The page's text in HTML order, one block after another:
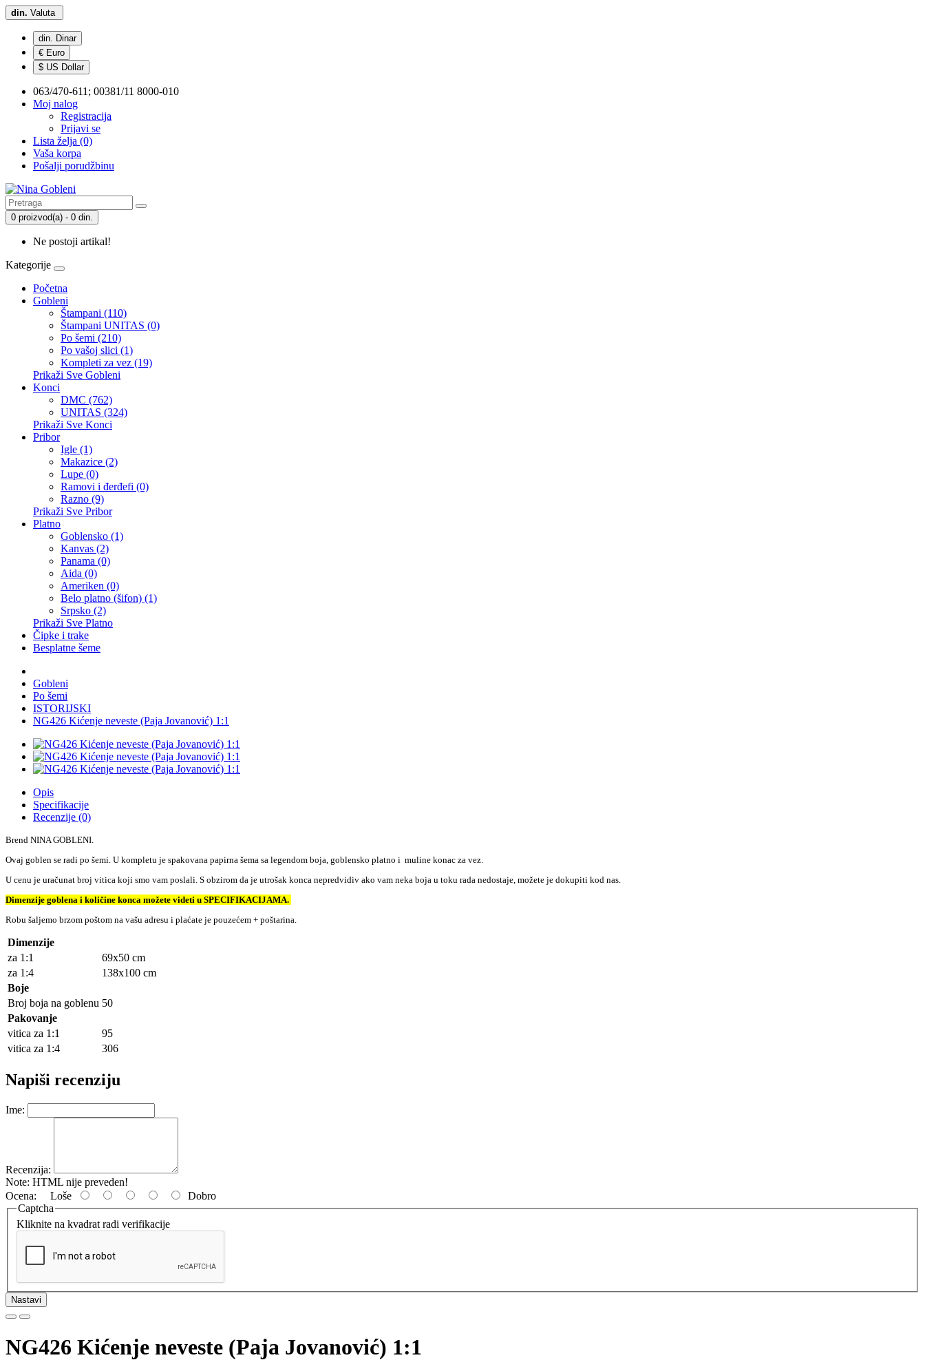
din. Valuta
din. Dinar
€ Euro
$ US Dollar
063/470-611; 00381/11 8000-010
Moj nalog
Registracija
Prijavi se
Lista želja (0)
Vaša korpa
Pošalji porudžbinu
0 proizvod(a) - 0 din.
Ne postoji artikal!
Kategorije
Početna
Gobleni
Štampani (110)
Štampani UNITAS (0)
Po šemi (210)
Po vašoj slici (1)
Kompleti za vez (19)
Prikaži Sve Gobleni
Konci
DMC (762)
UNITAS (324)
Prikaži Sve Konci
Pribor
Igle (1)
Makazice (2)
Lupe (0)
Ramovi i đerđefi (0)
Razno (9)
Prikaži Sve Pribor
Platno
Goblensko (1)
Kanvas (2)
Panama (0)
Aida (0)
Ameriken (0)
Belo platno (šifon) (1)
Srpsko (2)
Prikaži Sve Platno
Čipke i trake
Besplatne šeme
Gobleni
Po šemi
ISTORIJSKI
NG426 Kićenje neveste (Paja Jovanović) 1:1
Opis
Specifikacije
Recenzije (0)
Brend NINA GOBLENI.
Ovaj goblen se radi po šemi. U kompletu je spakovana papirna šema sa legendom boja, goblensko platno i muline konac za vez.
U cenu je uračunat broj vitica koji smo vam poslali. S obzirom da je utrošak konca nepredvidiv ako vam neka boja u toku rada nedostaje, možete je dokupiti kod nas.
Dimenzije goblena i količine konca možete videti u SPECIFIKACIJAMA.
Robu šaljemo brzom poštom na vašu adresu i plaćate je pouzećem + poštarina.
Dimenzije
za 1:1
69x50 cm
za 1:4
138x100 cm
Boje
Broj boja na goblenu 50
Pakovanje
vitica za 1:1
95
vitica za 1:4
306
Napiši recenziju
Ime:
Recenzija:
Note: HTML nije preveden!
Ocena: Loše
Dobro
Captcha
Kliknite na kvadrat radi verifikacije
Nastavi
NG426 Kićenje neveste (Paja Jovanović) 1:1